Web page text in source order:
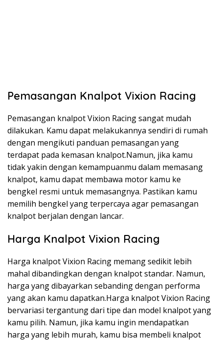
Pemasangan Knalpot Vixion Racing
Pemasangan knalpot Vixion Racing sangat mudah
dilakukan. Kamu dapat melakukannya sendiri di rumah
dengan mengikuti panduan pemasangan yang
terdapat pada kemasan knalpot.Namun, jika kamu
tidak yakin dengan kemampuanmu dalam memasang
knalpot, kamu dapat membawa motor kamu ke
bengkel resmi untuk memasangnya. Pastikan kamu
memilih bengkel yang terpercaya agar pemasangan
knalpot berjalan dengan lancar.
Harga Knalpot Vixion Racing
Harga knalpot Vixion Racing memang sedikit lebih
mahal dibandingkan dengan knalpot standar. Namun,
harga yang dibayarkan sebanding dengan performa
yang akan kamu dapatkan.Harga knalpot Vixion Racing
bervariasi tergantung dari tipe dan model knalpot yang
kamu pilih. Namun, jika kamu ingin mendapatkan
harga yang lebih murah, kamu bisa membeli knalpot